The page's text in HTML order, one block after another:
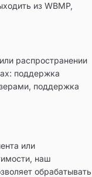
из WBMP,
распространении
поддержка
поддержка
или
наш
обрабатывать